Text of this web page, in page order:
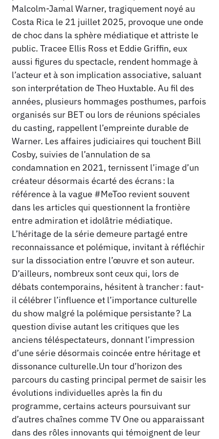
Malcolm-Jamal Warner, tragiquement noyé au
Costa Rica le 21 juillet 2025, provoque une onde
de choc dans la sphère médiatique et attriste le
public. Tracee Ellis Ross et Eddie Griffin, eux
aussi figures du spectacle, rendent hommage à
l’acteur et à son implication associative, saluant
son interprétation de Theo Huxtable. Au fil des
années, plusieurs hommages posthumes, parfois
organisés sur BET ou lors de réunions spéciales
du casting, rappellent l’empreinte durable de
Warner. Les affaires judiciaires qui touchent Bill
Cosby, suivies de l’annulation de sa
condamnation en 2021, ternissent l’image d’un
créateur désormais écarté des écrans : la
référence à la vague #MeToo revient souvent
dans les articles qui questionnent la frontière
entre admiration et idolâtrie médiatique.
L’héritage de la série demeure partagé entre
reconnaissance et polémique, invitant à réfléchir
sur la dissociation entre l’œuvre et son auteur.
D’ailleurs, nombreux sont ceux qui, lors de
débats contemporains, hésitent à trancher : faut-
il célébrer l’influence et l’importance culturelle
du show malgré la polémique persistante ? La
question divise autant les critiques que les
anciens téléspectateurs, donnant l’impression
d’une série désormais coincée entre héritage et
dissonance culturelle.Un tour d’horizon des
parcours du casting principal permet de saisir les
évolutions individuelles après la fin du
programme, certains acteurs poursuivant sur
d’autres chaînes comme TV One ou apparaissant
dans des rôles innovants qui témoignent de leur